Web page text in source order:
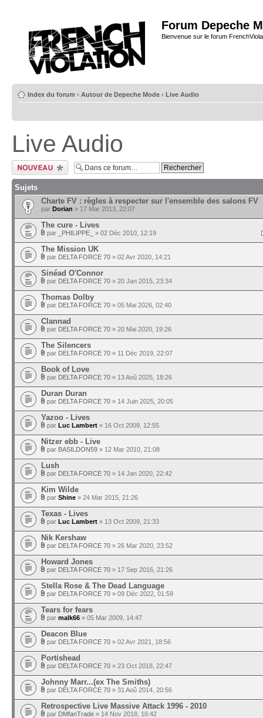
Forum Depeche
Bienvenue sur le forum
Index du forum ‹ Autour de Depeche Mode ‹ Live Audio
Live Audio
Ecrire un nouveau
sujet
Sujets
Charte FV : règles à respecter sur l'ensemble des salons FV
par Dorian » 17 Mar 2013, 22:07
The cure - Lives
par _PHILIPPE_ » 02 Déc 2010, 12:19
The Mission UK
par DELTA FORCE 70 » 02 Avr 2020, 14:21
Sinéad O'Connor
par DELTA FORCE 70 » 20 Jan 2015, 23:34
Thomas Dolby
par DELTA FORCE 70 » 05 Mai 2026, 02:40
Clannad
par DELTA FORCE 70 » 20 Mai 2020, 19:26
The Silencers
par DELTA FORCE 70 » 11 Déc 2019, 22:07
Book of Love
par DELTA FORCE 70 » 13 Aoû 2025, 18:26
Duran Duran
par DELTA FORCE 70 » 14 Juin 2025, 20:05
Yazoo - Lives
par Luc Lambert » 16 Oct 2009, 12:55
Nitzer ebb - Live
par BASILDON59 » 12 Mar 2010, 21:08
Lush
par DELTA FORCE 70 » 14 Jan 2020, 22:42
Kim Wilde
par Shine » 24 Mar 2015, 21:26
Texas - Lives
par Luc Lambert » 13 Oct 2009, 21:33
Nik Kershaw
par DELTA FORCE 70 » 26 Mar 2020, 23:52
Howard Jones
par DELTA FORCE 70 » 17 Sep 2016, 21:26
Stella Rose & The Dead Language
par DELTA FORCE 70 » 09 Déc 2022, 01:59
Tears for fears
par malk66 » 05 Mar 2009, 14:47
Deacon Blue
par DELTA FORCE 70 » 02 Avr 2021, 18:56
Portishead
par DELTA FORCE 70 » 23 Oct 2018, 22:47
Johnny Marr...(ex The Smiths)
par DELTA FORCE 70 » 31 Aoû 2014, 20:56
Retrospective Live Massive Attack 1996 - 2010
par DMfanTrade » 14 Nov 2018, 16:42